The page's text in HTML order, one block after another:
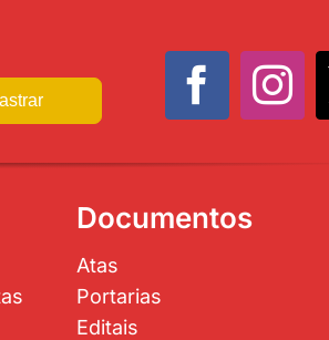
Documentos
Atas
Portarias
Editais